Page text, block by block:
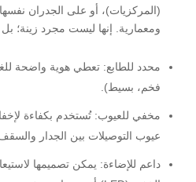
(المركزيات)، أو على الجدران
ومعمارية. إنها ليست مجرد زينة؛
محدد للطابع: تعطي هوية واضحة
فخم، بسيط).
مخفي للعيوب: تُستخدم بكفاءة
عيوب التوصيلات بين الجدار
داعم للإضاءة: يمكن تصميمها